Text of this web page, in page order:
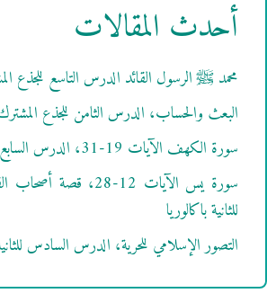
أحدث المقالات
محمد ﷺ الرسول القائد الدرس التاسع للجذع
البعث والحساب، الدرس الثامن للجذع المشترك
سورة الكهف الآيات 19-31، الدرس السابع للجذع المشترك
سورة يس الآيات 12-28،
للثانية باكالوريا
التصور الإسلامي للحرية، الدرس السادس